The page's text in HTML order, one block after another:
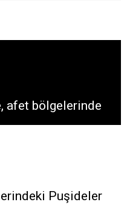
afet bölgelerinde
Puşideler